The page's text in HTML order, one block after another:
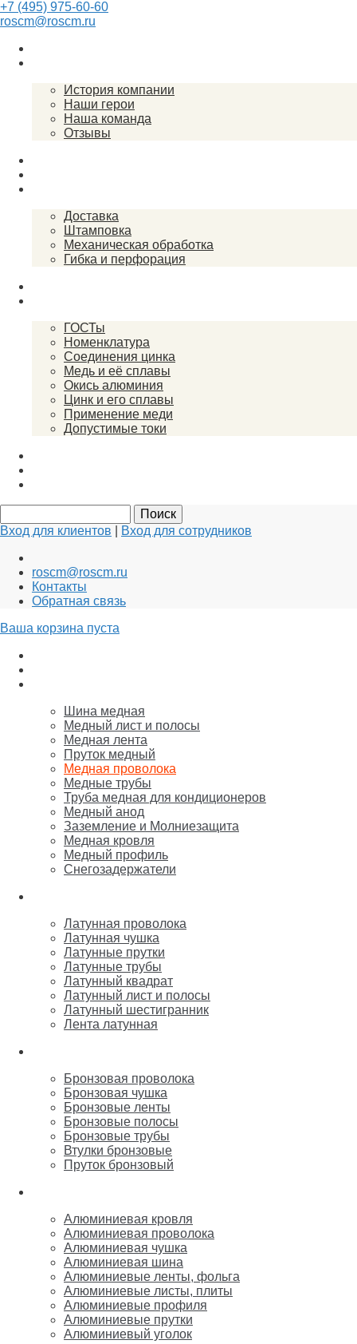
+7 (495) 975-60-60
roscm@roscm.ru
История компании
Наши герои
Наша команда
Отзывы
Доставка
Штамповка
Механическая обработка
Гибка и перфорация
ГОСТы
Номенклатура
Соединения цинка
Медь и её сплавы
Окись алюминия
Цинк и его сплавы
Применение меди
Допустимые токи
Вход для клиентов Вход для сотрудников
roscm@roscm.ru
Контакты
Обратная связь
Ваша корзина пуста
Шина медная
Медный лист и полосы
Медная лента
Пруток медный
Медная проволока
Медные трубы
Труба медная для кондиционеров
Медный анод
Заземление и Молниезащита
Медная кровля
Медный профиль
Снегозадержатели
Латунная проволока
Латунная чушка
Латунные прутки
Латунные трубы
Латунный квадрат
Латунный лист и полосы
Латунный шестигранник
Лента латунная
Бронзовая проволока
Бронзовая чушка
Бронзовые ленты
Бронзовые полосы
Бронзовые трубы
Втулки бронзовые
Пруток бронзовый
Алюминиевая кровля
Алюминиевая проволока
Алюминиевая чушка
Алюминиевая шина
Алюминиевые ленты, фольга
Алюминиевые листы, плиты
Алюминиевые профиля
Алюминиевые прутки
Алюминиевый уголок